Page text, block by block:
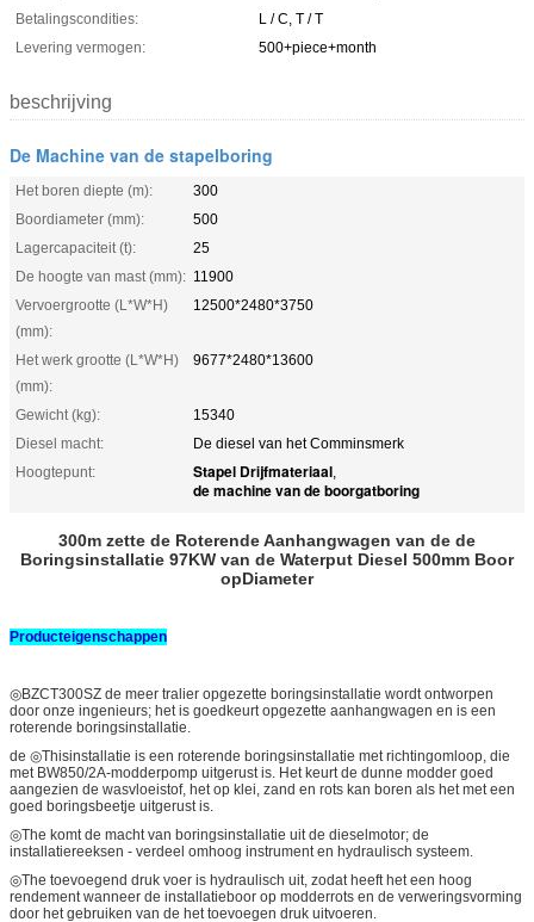
Betalingscondities:
L / C, T / T
Levering vermogen:
500+piece+month
beschrijving
De Machine van de stapelboring
Het boren diepte (m):
300
Boordiameter (mm):
500
Lagercapaciteit (t):
25
De hoogte van mast (mm): 11900
Vervoergrootte (L*W*H)
(mm):
12500*2480*3750
Het werk grootte (L*W*H)
(mm):
9677*2480*13600
Gewicht (kg):
15340
Diesel macht:
De diesel van het Comminsmerk
Hoogtepunt:
Stapel Drijfmateriaal,
de machine van de boorgatboring
300m zette de Roterende Aanhangwagen van de de
Boringsinstallatie 97KW van de Waterput Diesel 500mm Boor
opDiameter
Producteigenschappen
◎BZCT300SZ de meer tralier opgezette boringsinstallatie wordt ontworpen
door onze ingenieurs; het is goedkeurt opgezette aanhangwagen en is een
roterende boringsinstallatie.
de ◎Thisinstallatie is een roterende boringsinstallatie met richtingomloop, die
met BW850/2A-modderpomp uitgerust is. Het keurt de dunne modder goed
aangezien de wasvloeistof, het op klei, zand en rots kan boren als het met een
goed boringsbeetje uitgerust is.
◎The komt de macht van boringsinstallatie uit de dieselmotor; de
installatiereeksen - verdeel omhoog instrument en hydraulisch systeem.
◎The toevoegend druk voer is hydraulisch uit, zodat heeft het een hoog
rendement wanneer de installatieboor op modderrots en de verweringsvorming
door het gebruiken van de het toevoegen druk uitvoeren.